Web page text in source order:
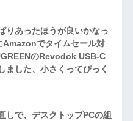
りあったほうが良いかなっ
Amazonでタイムセール対
のRevodok USB-C
ました、小さくってびっく
しで、デスクトップPCの組